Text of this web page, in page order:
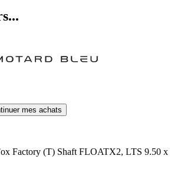
mes achats
Factory (T) Shaft FLOATX2, LTS 9.50 x